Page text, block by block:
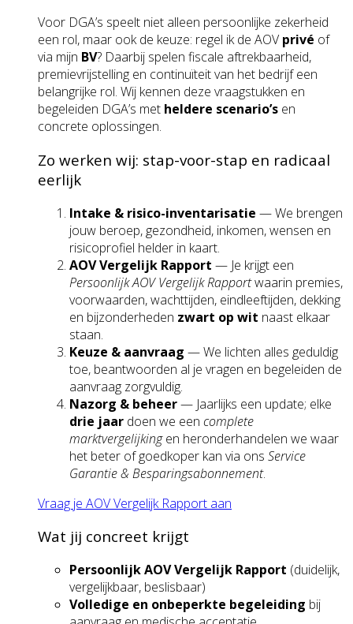
Voor DGA’s speelt niet alleen persoonlijke zekerheid
een rol, maar ook de keuze: regel ik de AOV privé of
via mijn BV? Daarbij spelen fiscale aftrekbaarheid,
premievrijstelling en continuïteit van het bedrijf een
belangrijke rol. Wij kennen deze vraagstukken en
begeleiden DGA’s met heldere scenario’s en
concrete oplossingen.
Zo werken wij: stap-voor-stap en radicaal
eerlijk
Intake & risico-inventarisatie — We brengen
jouw beroep, gezondheid, inkomen, wensen en
risicoprofiel helder in kaart.
AOV Vergelijk Rapport — Je krijgt een
Persoonlijk AOV Vergelijk Rapportwaarin premies,
voorwaarden, wachttijden, eindleeftijden, dekking
en bijzonderheden zwart op wit naast elkaar
staan.
Keuze & aanvraag — We lichten alles geduldig
toe, beantwoorden al je vragen en begeleiden de
aanvraag zorgvuldig.
Nazorg & beheer— Jaarlijks een update; elke
drie jaar doen we een complete
marktvergelijkingen heronderhandelen we waar
het beter of goedkoper kan via ons Service
Garantie & Besparingsabonnement.
Vraag je AOV Vergelijk Rapport aan
Wat jij concreet krijgt
Persoonlijk AOV Vergelijk Rapport (duidelijk,
vergelijkbaar, beslisbaar)
Volledige en onbeperkte begeleiding bij